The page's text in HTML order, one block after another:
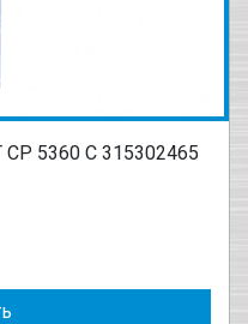
5360 C 315302465